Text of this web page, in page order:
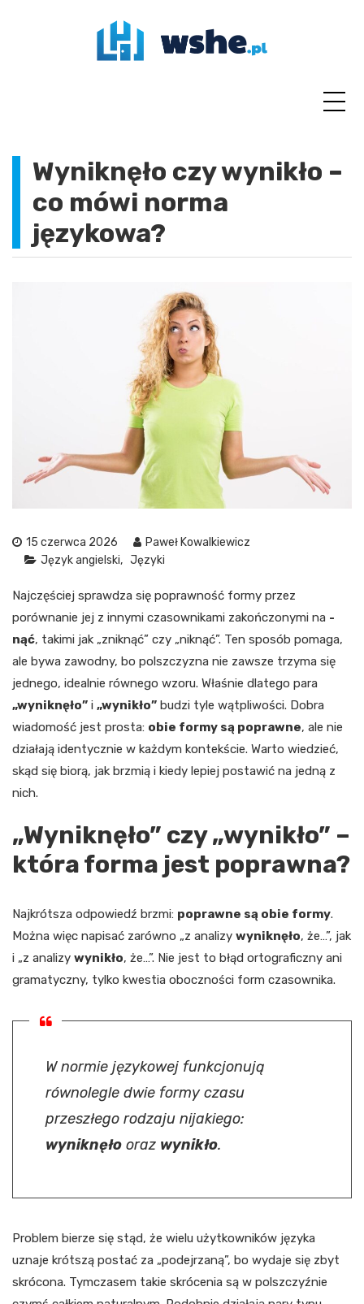
Wyniknęło czy wynikło –
co mówi norma
językowa?
15 czerwca 2026
Paweł Kowalkiewicz
Język angielski
Języki
Najczęściej sprawdza się poprawność formy przez
porównanie jej z innymi czasownikami zakończonymi na -
nąć, takimi jak „zniknąć” czy „niknąć”. Ten sposób pomaga,
ale bywa zawodny, bo polszczyzna nie zawsze trzyma się
jednego, idealnie równego wzoru. Właśnie dlatego para
„wyniknęło” i „wynikło” budzi tyle wątpliwości. Dobra
wiadomość jest prosta: obie formy są poprawne, ale nie
działają identycznie w każdym kontekście. Warto wiedzieć,
skąd się biorą, jak brzmią i kiedy lepiej postawić na jedną z
nich.
„Wyniknęło” czy „wynikło” –
która forma jest poprawna?
Najkrótsza odpowiedź brzmi: poprawne są obie formy.
Można więc napisać zarówno „z analizy wyniknęło, że…”, jak
i „z analizy wynikło, że…”. Nie jest to błąd ortograficzny ani
gramatyczny, tylko kwestia oboczności form czasownika.
W normie językowej funkcjonują
równolegle dwie formy czasu
przeszłego rodzaju nijakiego:
wyniknęło oraz wynikło.
Problem bierze się stąd, że wielu użytkowników języka
uznaje krótszą postać za „podejrzaną”, bo wydaje się zbyt
skrócona. Tymczasem takie skrócenia są w polszczyźnie